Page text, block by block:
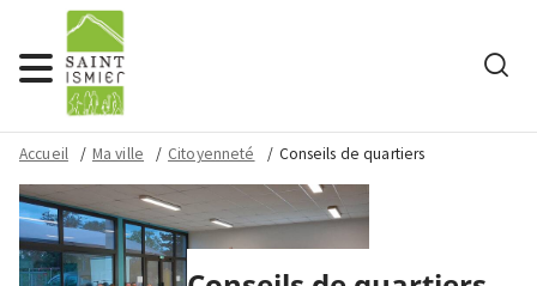
Menu
Accueil Ma ville Citoyenneté Conseils de quartiers